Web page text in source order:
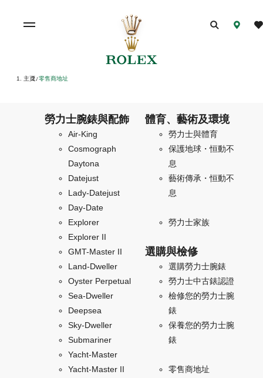
主頁/ 零售商地址
勞力士腕錶與配飾
Air-King
Cosmograph
Daytona
Datejust
Lady-Datejust
Day-Date
Explorer
Explorer II
GMT-Master II
Land-Dweller
Oyster Perpetual
Sea-Dweller
Deepsea
Sky-Dweller
Submariner
Yacht-Master
Yacht-Master II
體育、藝術及環境
勞力士與體育
保護地球・恒動不
息
藝術傳承・恒動不
息
勞力士家族
選購與檢修
選購勞力士腕錶
勞力士中古錶認證
檢修您的勞力士腕
錶
保養您的勞力士腕
錶
零售商地址